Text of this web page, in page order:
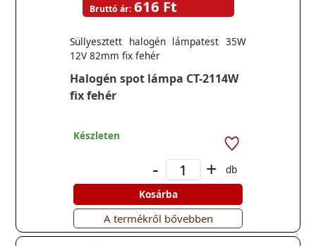
Halogén spot lámpa CT-2114W
fix fehér
Süllyesztett halogén lámpatest 35W
12V 82mm fix fehér
Bruttó ár: 616 Ft
Készleten
- +
db
Kosárba
A termékről bővebben